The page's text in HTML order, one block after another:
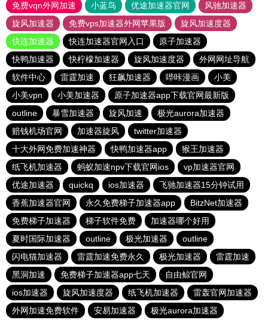
免费vqn外网加速
小蓝鸟 优途加速器官网
风驰加速器
旋风加速器
免费vps加速器外网苹果版
旋风加速度器
快连加速器
快连加速器官网入口
原子加速器
快鸭加速器
快柠檬加速器 旋风加速度器
外网网址导航
软件中心
雷霆加速 狂飙加速器 哔咔漫画
小美
小美vpn
小美加速器
原子加速器app下载官网最新版
outline
暴雪加速器 旋风加速
极光aurora加速器
赔钱机场官网
加速器旋风
twitter加速器
十大外网免费加速神器
快鸭加速器app
猴王加速器
纸飞机加速器
蚂蚁加速npv下载官网ios
vp加速器官网
优途加速器
quickq ios加速器
飞驰加速器15分钟试用
香蕉加速器官网
永久免费梯子加速器app
BitzNet加速器
免费梯子加速器
梯子软件免费
加速器哪个好用
夏时国际加速器
outline 极光加速器
outline
闪电猫加速器
雷霆加速免费永久 极光加速器
雷霆加速
黑洞加速
免费梯子加速器app七天
自由鲸官网
ios加速器
旋风加速度器 纸飞机加速器
雷轰官网加速器
外网加速免费软件
安易加速器 极光aurora加速器